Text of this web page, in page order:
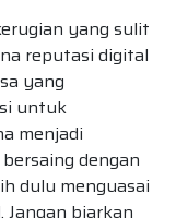
yang sulit
reputasi digital
yang
untuk
menjadi
dengan
dulu menguasai
biarkan